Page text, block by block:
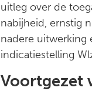
uitleg over de
nabijheid, ernstig
nadere uitwerking
indicatiestelling
Voortgezet